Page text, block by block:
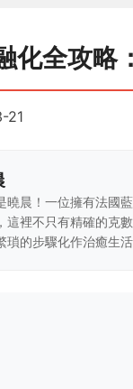
化全攻略
21
曉晨！一位擁有法國
這裡不只有精確的克
瑣的步驟化作治癒生